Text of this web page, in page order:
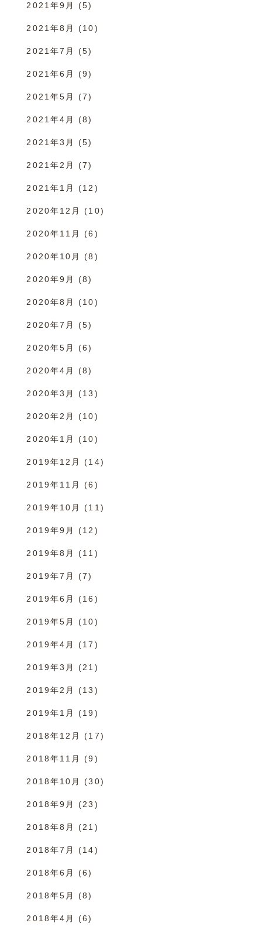
2021年9月 (5)
2021年8月 (10)
2021年7月 (5)
2021年6月 (9)
2021年5月 (7)
2021年4月 (8)
2021年3月 (5)
2021年2月 (7)
2021年1月 (12)
2020年12月 (10)
2020年11月 (6)
2020年10月 (8)
2020年9月 (8)
2020年8月 (10)
2020年7月 (5)
2020年5月 (6)
2020年4月 (8)
2020年3月 (13)
2020年2月 (10)
2020年1月 (10)
2019年12月 (14)
2019年11月 (6)
2019年10月 (11)
2019年9月 (12)
2019年8月 (11)
2019年7月 (7)
2019年6月 (16)
2019年5月 (10)
2019年4月 (17)
2019年3月 (21)
2019年2月 (13)
2019年1月 (19)
2018年12月 (17)
2018年11月 (9)
2018年10月 (30)
2018年9月 (23)
2018年8月 (21)
2018年7月 (14)
2018年6月 (6)
2018年5月 (8)
2018年4月 (6)